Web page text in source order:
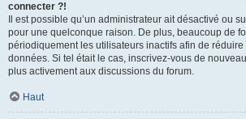
connecter ?!
Il est possible qu’un administrateur ait désactivé ou
pour une quelconque raison. De plus, beaucoup de
périodiquement les utilisateurs inactifs afin de
données. Si tel était le cas, inscrivez-vous de
plus activement aux discussions du forum.
Haut